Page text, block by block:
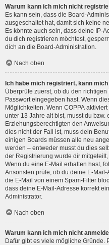
Warum kann ich mich nicht
Es kann sein, dass die Board-
ausgeschaltet hat, damit sich keine
Es könnte auch sein, dass deine IP-
du dich registrieren möchtest,
dich an die Board-Administration.
Nach oben
Ich habe mich registriert, kann
Überprüfe zuerst, ob du den
Passwort eingegeben hast. Wenn
Möglichkeiten. Wenn COPPA aktiviert
unter 13 Jahre alt bist, musst du
Erziehungsberechtigten den
dies nicht der Fall ist, muss dein
einigen Boards müssen alle neu
werden – entweder musst du dies
der Registrierung wurde dir
Wenn du eine E-Mail erhalten hast,
Ansonsten prüfe, ob du deine E-
die E-Mail von einem Spam-Filter
dass deine E-Mail-Adresse korrekt
Administrator.
Nach oben
Warum kann ich mich nicht
Dafür gibt es viele mögliche Gründe.